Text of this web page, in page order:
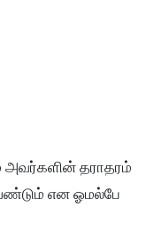
அவர்களின் தராதரம்
என ஓமல்பே